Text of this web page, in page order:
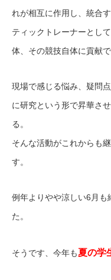
れが相互に作用し、統合
ティックトレーナーとし
体、その競技自体に貢献
現場で感じる悩み、疑問
に研究という形で昇華さ
る。
そんな活動がこれからも
す。
例年よりやや涼しい6月も
た。
そうです、今年も夏の学